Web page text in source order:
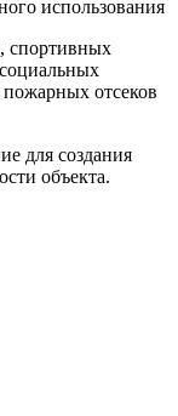
использования
спортивных
пожарных отсеков
для создания
объекта.